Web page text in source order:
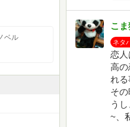
ベル
こ
ネタ
恋
高の
れ
そ
う
~、